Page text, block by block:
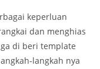
keperluan
dan menghias
di beri template
langkah nya